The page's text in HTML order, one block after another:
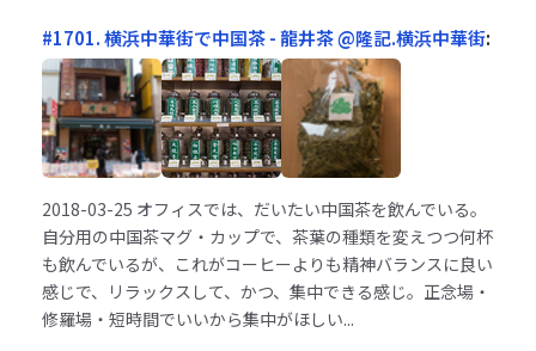
#1701. 横浜中華街で中国茶 - 龍井茶 @隆記.横浜中華街:
2018-03-25 オフィスでは、だいたい中国茶を飲んでいる。
自分用の中国茶マグ・カップで、茶葉の種類を変えつつ何杯
も飲んでいるが、これがコーヒーよりも精神バランスに良い
感じで、リラックスして、かつ、集中できる感じ。正念場・
修羅場・短時間でいいから集中がほしい...